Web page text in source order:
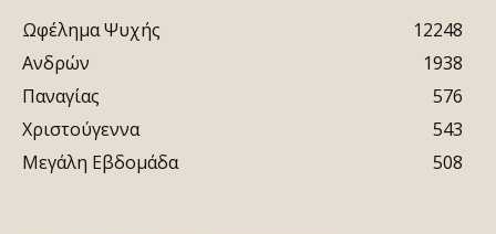
Ωφέλημα Ψυχής
12248
Ανδρών
1938
Παναγίας
576
Χριστούγεννα
543
Μεγάλη Εβδομάδα
508